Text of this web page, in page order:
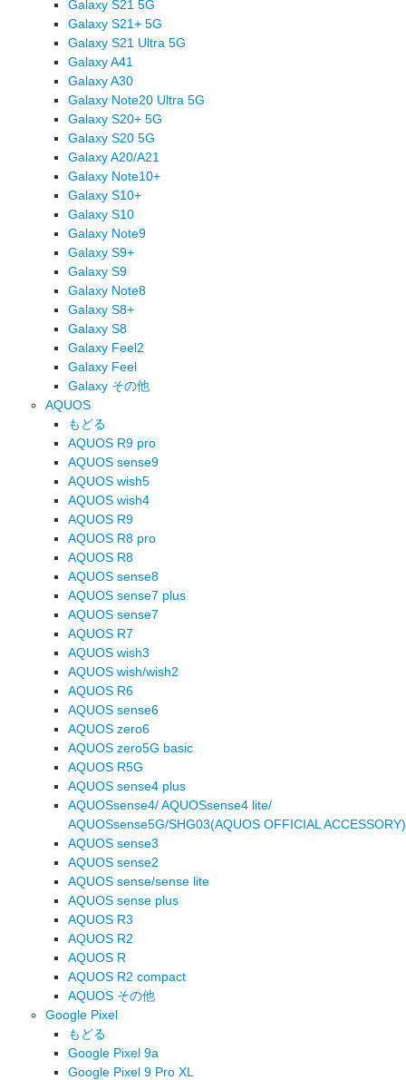
Galaxy S21 5G
Galaxy S21+ 5G
Galaxy S21 Ultra 5G
Galaxy A41
Galaxy A30
Galaxy Note20 Ultra 5G
Galaxy S20+ 5G
Galaxy S20 5G
Galaxy A20/A21
Galaxy Note10+
Galaxy S10+
Galaxy S10
Galaxy Note9
Galaxy S9+
Galaxy S9
Galaxy Note8
Galaxy S8+
Galaxy S8
Galaxy Feel2
Galaxy Feel
Galaxy その他
AQUOS
もどる
AQUOS R9 pro
AQUOS sense9
AQUOS wish5
AQUOS wish4
AQUOS R9
AQUOS R8 pro
AQUOS R8
AQUOS sense8
AQUOS sense7 plus
AQUOS sense7
AQUOS R7
AQUOS wish3
AQUOS wish/wish2
AQUOS R6
AQUOS sense6
AQUOS zero6
AQUOS zero5G basic
AQUOS R5G
AQUOS sense4 plus
AQUOSsense4/ AQUOSsense4 lite/
AQUOSsense5G/SHG03(AQUOS OFFICIAL ACCESSORY)
AQUOS sense3
AQUOS sense2
AQUOS sense/sense lite
AQUOS sense plus
AQUOS R3
AQUOS R2
AQUOS R
AQUOS R2 compact
AQUOS その他
Google Pixel
もどる
Google Pixel 9a
Google Pixel 9 Pro XL